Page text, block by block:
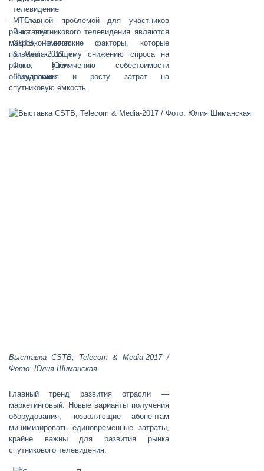
— Главной проблемой для участников
рынка спутникового телевидения являются
макроэкономические факторы, которые
привели к общему снижению спроса на
рынке, увеличению себестоимости
оборудования и росту затрат на
спутниковую емкость.
Выставка CSTB, Telecom & Media-2017 /
Фото: Юлия Шиманская
Главный тренд развития отрасли —
маркетинговый. Новые варианты получения
оборудования, позволяющие абонентам
минимизировать единовременные затраты,
крайне важны для развития рынка
спутникового телевидения.